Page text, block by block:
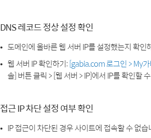
DNS 레코드 정상 설정 확인
도메인에 올바른 웹 서버 IP를 설정했는지 확인
웹 서버 IP 확인하기:[gabia.com 로그인 > My
솔] 버튼 클릭 > [웹 서버 > IP]에서 IP를 확인할
접근 IP 차단 설정 여부 확인
IP 접근이 차단된 경우 사이트에 접속할 수 없습